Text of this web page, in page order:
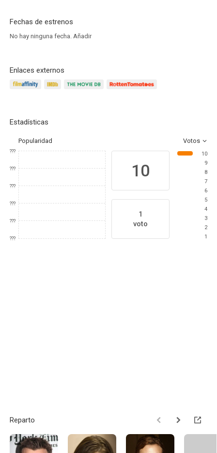
Fechas de estrenos
No hay ninguna fecha. Añadir
Enlaces externos
Estadísticas
Popularidad Votos
???
???
???
???
???
???
10
1
voto
10
9
8
7
6
5
4
3
2
1
Reparto